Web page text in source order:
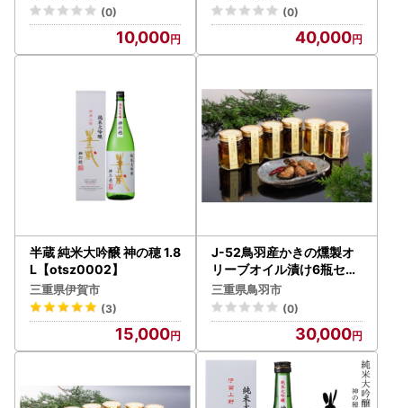
(0)
10,000
(0)
40,000
半蔵 純米大吟醸 神の穂 1.8
L【otsz0002】
三重県伊賀市
(3)
15,000
J-52鳥羽産かきの燻製オ
リーブオイル漬け6瓶セッ
ト
三重県鳥羽市
(0)
30,000